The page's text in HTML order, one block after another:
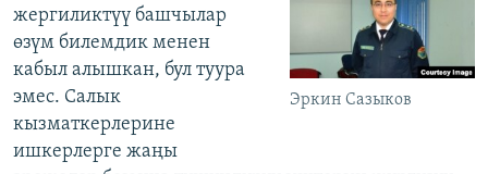
Эркин Сазыков
жергиликтүү башчылар
өзүм билемдик менен
кабыл алышкан, бул туура
эмес. Салык
кызматкерлерине
ишкерлерге жаңы